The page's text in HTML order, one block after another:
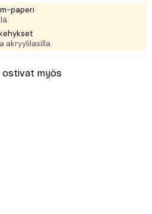
paperi
akryylilasilla.
ostivat myös